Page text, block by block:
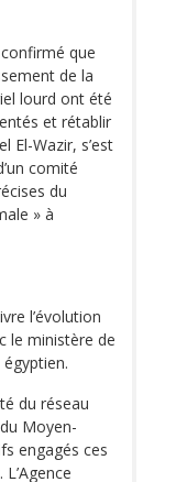
que
de la
lourd ont été
et rétablir
El-Wazir, s’est
comité
du
» à
l’évolution
le ministère de
du réseau
Moyen-
engagés ces